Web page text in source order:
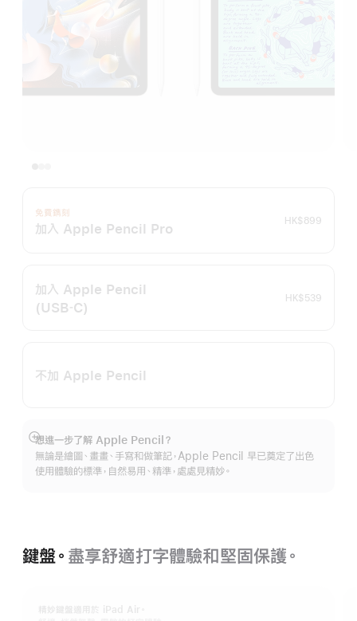
免費鐫刻
加入 Apple Pencil Pro
HK$899
加入 Apple Pencil
(USB‑C)
HK$539
不加 Apple Pencil
想進一步了解 Apple Pencil？
無論是繪圖、畫畫、手寫和做筆記，Apple Pencil 早已奠定了出色
使用體驗的標準，自然易用、精準，處處見精妙。
顯
示
更
鍵盤。 盡享舒適打字體驗和堅固保護。